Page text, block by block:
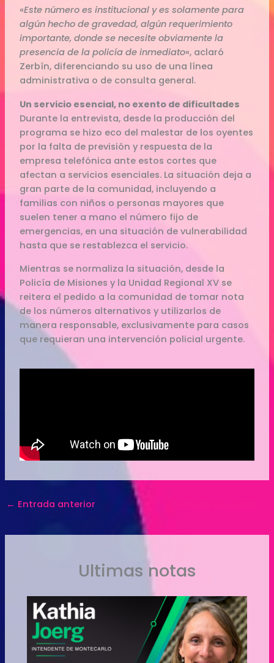
«Este número es institucional y es solamente para
algún hecho de gravedad, algún requerimiento
importante, donde se necesite obviamente la
presencia de la policía de inmediato«, aclaró
Zerbín, diferenciando su uso de una línea
administrativa o de consulta general.
Un servicio esencial, no exento de dificultades
Durante la entrevista, desde la producción del
programa se hizo eco del malestar de los oyentes
por la falta de previsión y respuesta de la
empresa telefónica ante estos cortes que
afectan a servicios esenciales. La situación deja a
gran parte de la comunidad, incluyendo a
familias con niños o personas mayores que
suelen tener a mano el número fijo de
emergencias, en una situación de vulnerabilidad
hasta que se restablezca el servicio.
Mientras se normaliza la situación, desde la
Policía de Misiones y la Unidad Regional XV se
reitera el pedido a la comunidad de tomar nota
de los números alternativos y utilizarlos de
manera responsable, exclusivamente para casos
que requieran una intervención policial urgente.
← Entrada anterior
Ultimas notas